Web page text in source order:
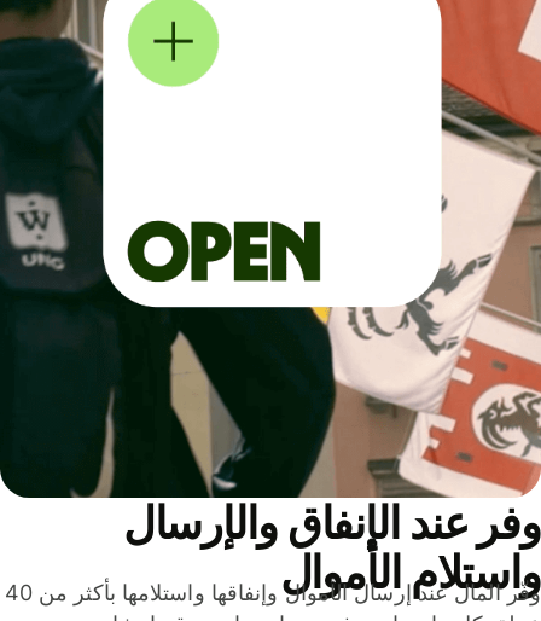
عند الإنفاق والإرسال
الأموال
وفّر المال عند إرسال الأموال وإنفاقها واستلامها بأكثر من 40